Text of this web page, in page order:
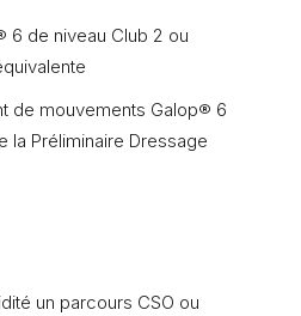
6 de niveau Club 2 ou
de mouvements Galop® 6
la Préliminaire Dressage
un parcours CSO ou